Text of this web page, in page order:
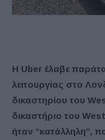
Η Uber έλαβε
λειτουργίας στο
δικαστηρίου του
δικαστήριο του
ήταν “κατάλληλη”,